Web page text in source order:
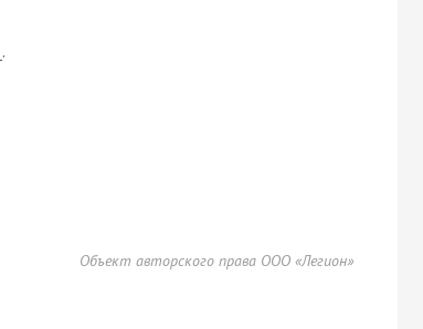
Объект авторского права ООО «Легион»